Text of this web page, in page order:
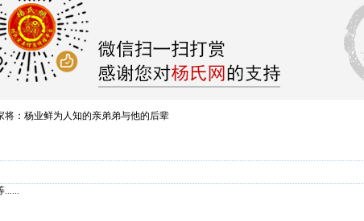
将：杨业鲜为人知的亲弟弟与他的后辈
......